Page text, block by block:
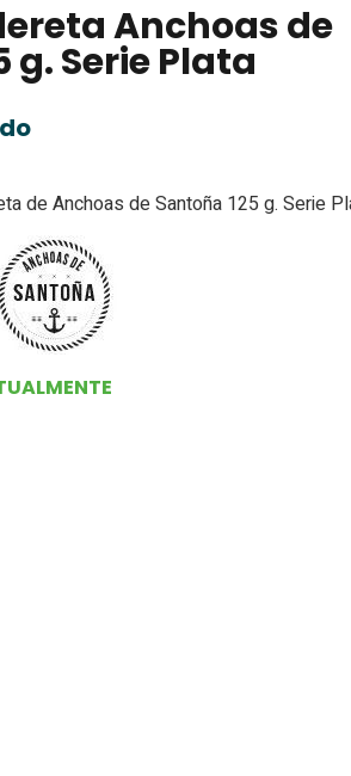
Anchoas de
g. Serie Plata
de Anchoas de Santoña 125 g. Serie